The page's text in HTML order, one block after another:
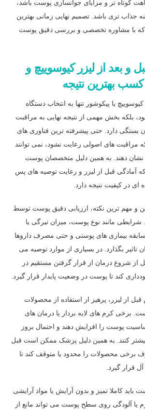
کوتاه تر و مزایای جوانسازی پوست باشد،
جذاب تری باشد. تصمیم نهایی زمانی بهترین
که با مشاوره تخصصی و بررسی دقیق پوست
و بعد از لیزر کیوسوییچ و
بهترین نتیجه
یا پیکوشور تنها به انتخاب دستگاه
بلکه بخش مهمی از نتیجه نهایی به مراقبت
بستگی دارد. حتی پیشرفته ترین فناوری های
مراقبت های اصولی رعایت نشود، نمی توانند
نشان دهند. به همین دلیل متخصصان پوست
که آمادگی قبل از لیزر و رعایت توصیه های پس
ای در کیفیت نتیجه دارد.
و مهم ترین نکته، ارزیابی دقیق پوست توسط
مانند نوع پوست، میزان تیرگی یا
بیماری های پوستی و حتی مصرف داروها
تاثیر بگذارد. در بسیاری از موارد توصیه می
از شروع درمان از قرار گرفتن مستقیم در
کند تا پوست در وضعیت پایدار قرار گیرد.
از لیزر، پرهیز از استفاده از محصولات
برخی کرم های لایه بردار یا درمان های
پوست را افزایش دهند و احتمال بروز
بیشتر کنند. به همین دلیل پزشک ممکن است قبل
برخی محصولات را محدود یا متوقف کند تا
قرار گیرد.
باید کاملا تمیز و بدون آرایش یا مواد آرایشی
یا آلودگی روی سطح پوست می تواند مانع از